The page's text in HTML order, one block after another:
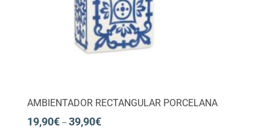
AMBIENTADOR RECTANGULAR PORCELANA
19,90€– 39,90€